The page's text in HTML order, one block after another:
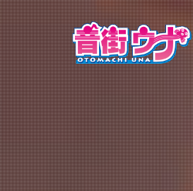
コ
ン
テ
ン
ツ
へ
ス
キ
ッ
プ